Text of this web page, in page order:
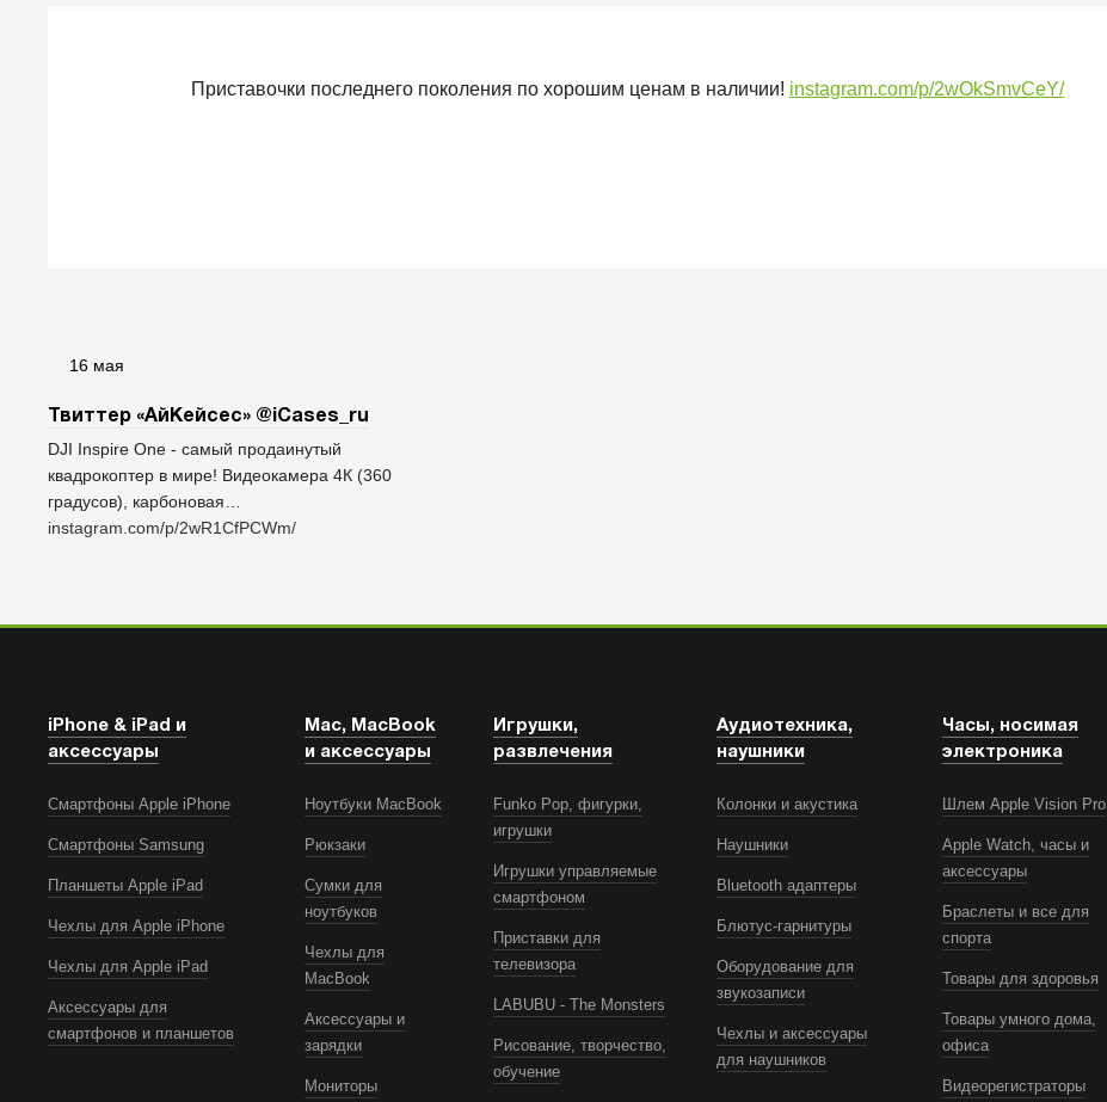
Приставочки последнего поколения по хорошим ценам в наличии! instagram.com/p/2wOkSmvCeY/
16 мая
Твиттер «АйКейсес» ‏@iCases_ru
DJI Inspire One - самый продаинутый
квадрокоптер в мире! Видеокамера 4К (360
градусов), карбоновая…
instagram.com/p/2wR1CfPCWm/
iPhone & iPad и
аксессуары
Смартфоны Apple iPhone
Смартфоны Samsung
Планшеты Apple iPad
Чехлы для Apple iPhone
Чехлы для Apple iPad
Аксессуары для
смартфонов и планшетов
Mac, MacBook
и аксессуары
Ноутбуки MacBook
Рюкзаки
Сумки для
ноутбуков
Чехлы для
MacBook
Аксессуары и
зарядки
Мониторы
Игрушки,
развлечения
Funko Pop, фигурки,
игрушки
Игрушки управляемые
смартфоном
Приставки для
телевизора
LABUBU - The Monsters
Рисование, творчество,
обучение
Аудиотехника,
наушники
Колонки и акустика
Наушники
Bluetooth адаптеры
Блютус-гарнитуры
Оборудование для
звукозаписи
Чехлы и аксессуары
для наушников
Часы, носимая
электроника
Шлем Apple Vision Pro
Apple Watch, часы и
аксессуары
Браслеты и все для
спорта
Товары для здоровья
Товары умного дома,
офиса
Видеорегистраторы